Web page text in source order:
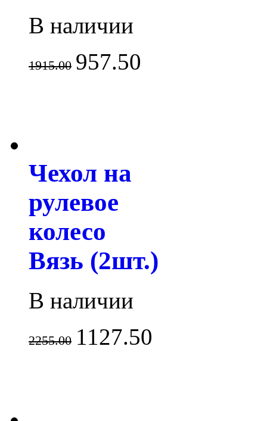
В наличии
1915.00 957.50
Чехол на
рулевое
колесо
Вязь (2шт.)
В наличии
2255.00 1127.50